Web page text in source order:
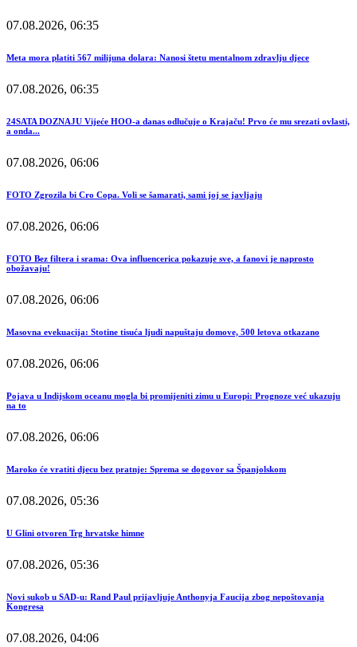
07.08.2026, 06:35
Meta mora platiti 567 milijuna dolara: Nanosi štetu mentalnom zdravlju djece
07.08.2026, 06:35
24SATA DOZNAJU Vijeće HOO-a danas odlučuje o Krajaču! Prvo će mu srezati ovlasti,
a onda...
07.08.2026, 06:06
FOTO Zgrozila bi Cro Copa. Voli se šamarati, sami joj se javljaju
07.08.2026, 06:06
FOTO Bez filtera i srama: Ova influencerica pokazuje sve, a fanovi je naprosto
obožavaju!
07.08.2026, 06:06
Masovna evekuacija: Stotine tisuća ljudi napuštaju domove, 500 letova otkazano
07.08.2026, 06:06
Pojava u Indijskom oceanu mogla bi promijeniti zimu u Europi: Prognoze već ukazuju
na to
07.08.2026, 06:06
Maroko će vratiti djecu bez pratnje: Sprema se dogovor sa Španjolskom
07.08.2026, 05:36
U Glini otvoren Trg hrvatske himne
07.08.2026, 05:36
Novi sukob u SAD-u: Rand Paul prijavljuje Anthonyja Faucija zbog nepoštovanja
Kongresa
07.08.2026, 04:06